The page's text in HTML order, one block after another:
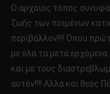
Ο αρχαίος τόπος
ζωής των ποιμένων
περιβάλλον!!!! Όπου
με όλα τα μετά
και με τους
αυτόν!!!! Αλλά και θεός